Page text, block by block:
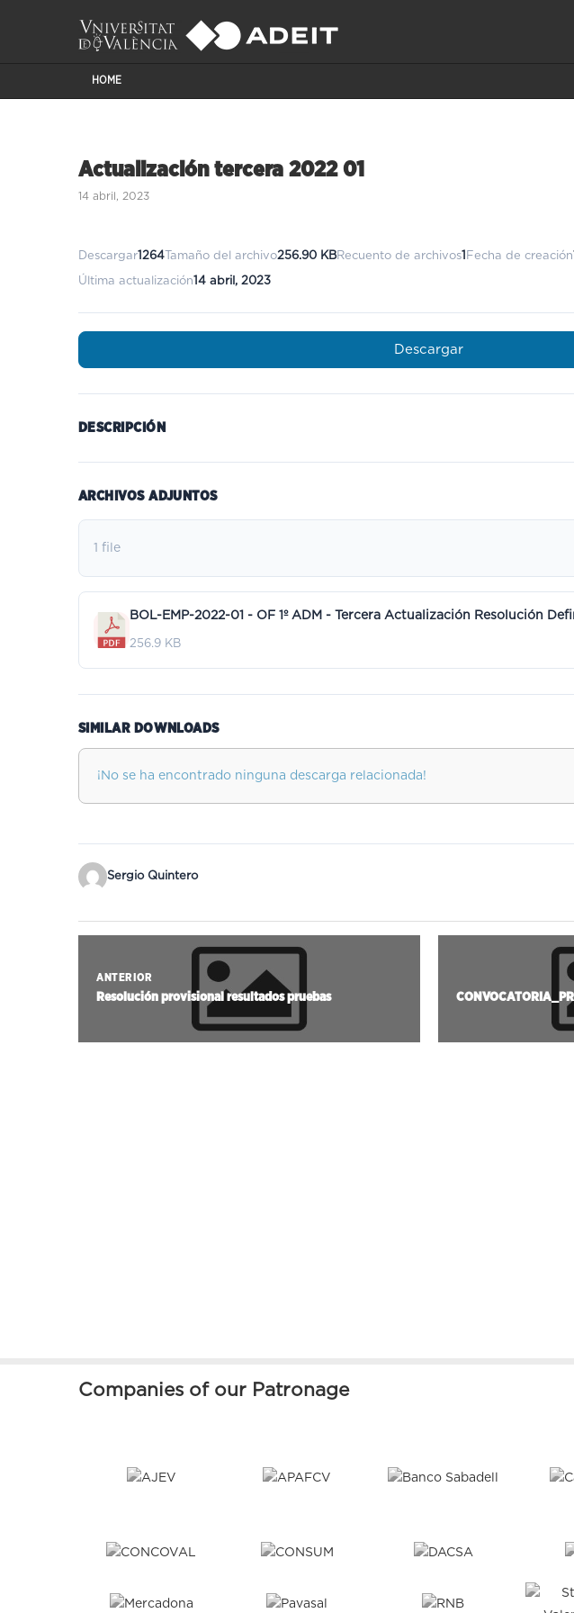
HOME
Actualización tercera 2022 01
14 abril, 2023
Descargar1264 Tamaño del archivo256.90 KBRecuento de archivos1 Fecha de creación
Última actualización14 abril, 2023
Descargar
DESCRIPCIÓN
ARCHIVOS ADJUNTOS
1 file
256.9 KB
SIMILAR DOWNLOADS
¡No se ha encontrado ninguna descarga relacionada!
Sergio Quintero
ANTERIOR
Resolución provisional resultados pruebas
Companies of our Patronage